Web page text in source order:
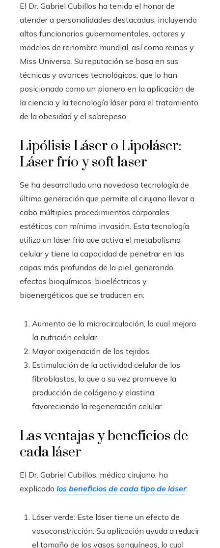
El Dr. Gabriel Cubillos ha tenido el honor de
atender a personalidades destacadas, incluyendo
altos funcionarios gubernamentales, actores y
modelos de renombre mundial, así como reinas y
Miss Universo. Su reputación se basa en sus
técnicas y avances tecnológicos, que lo han
posicionado como un pionero en la aplicación de
la ciencia y la tecnología láser para el tratamiento
de la obesidad y el sobrepeso.
Lipólisis Láser o Lipoláser:
Láser frío y soft laser
Se ha desarrollado una novedosa tecnología de
última generación que permite al cirujano llevar a
cabo múltiples procedimientos corporales
estéticos con mínima invasión. Esta tecnología
utiliza un láser frío que activa el metabolismo
celular y tiene la capacidad de penetrar en las
capas más profundas de la piel, generando
efectos bioquímicos, bioeléctricos y
bioenergéticos que se traducen en:
Aumento de la microcirculación, lo cual mejora
la nutrición celular.
Mayor oxigenación de los tejidos.
Estimulación de la actividad celular de los
fibroblastos, lo que a su vez promueve la
producción de colágeno y elastina,
favoreciendo la regeneración celular.
Las ventajas y beneficios de
cada láser
El Dr. Gabriel Cubillos, médico cirujano, ha
explicado los beneficios de cada tipo de láser:
Láser verde: Este láser tiene un efecto de
vasoconstricción. Su aplicación ayuda a reducir
el tamaño de los vasos sanguíneos, lo cual